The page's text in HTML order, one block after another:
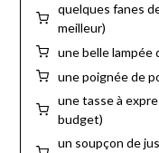
quelques fanes
meilleur)
une belle lampée
une poignée de
une tasse à
budget)
un soupçon de